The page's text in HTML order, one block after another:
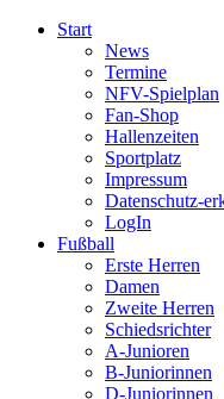
Start
News
Termine
NFV-Spielplan
Fan-Shop
Hallenzeiten
Sportplatz
Impressum
Datenschutz-
LogIn
Fußball
Erste Herren
Damen
Zweite Herren
Schiedsrichter
A-Junioren
B-Juniorinnen
D-Juniorinnen